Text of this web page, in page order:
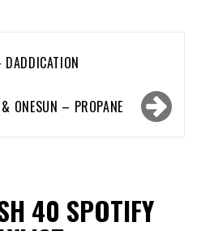
ONESUN – PROPANE
40 SPOTIFY